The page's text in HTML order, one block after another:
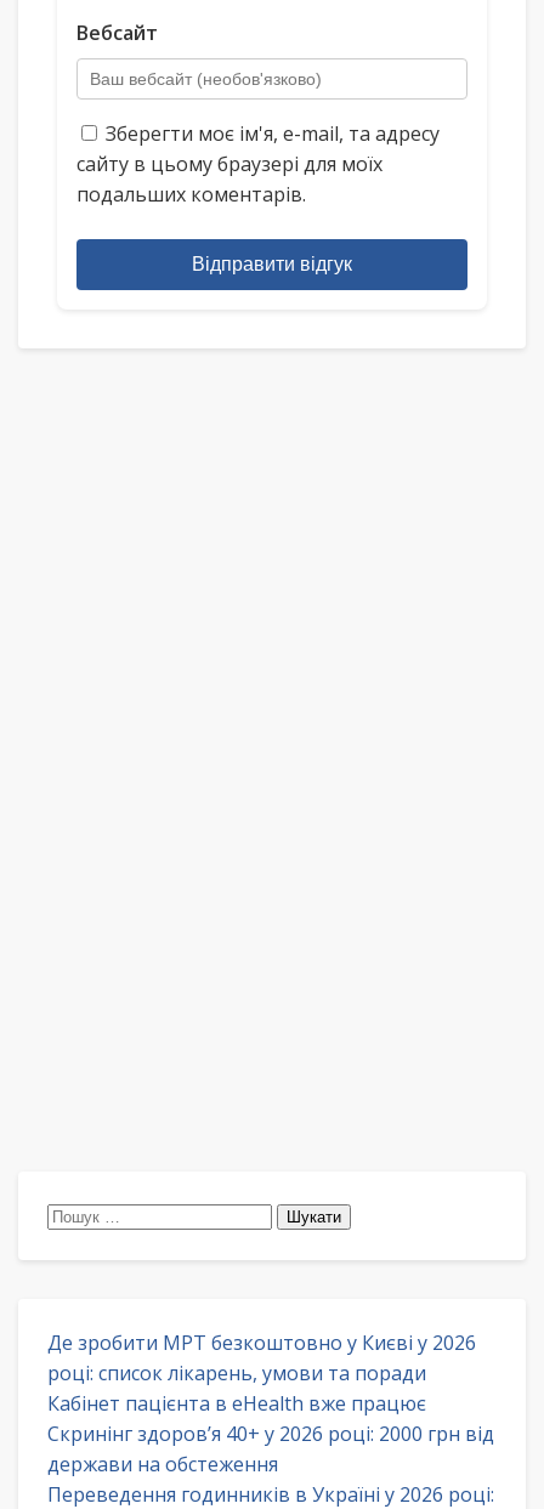
Вебсайт
Зберегти моє ім'я, e-mail, та адресу
сайту в цьому браузері для моїх
подальших коментарів.
Відправити відгук
Пошук:
Де зробити МРТ безкоштовно у Києві у 2026
році: список лікарень, умови та поради
Кабінет пацієнта в eHealth вже працює
Скринінг здоров’я 40+ у 2026 році: 2000 грн від
держави на обстеження
Переведення годинників в Україні у 2026 році: